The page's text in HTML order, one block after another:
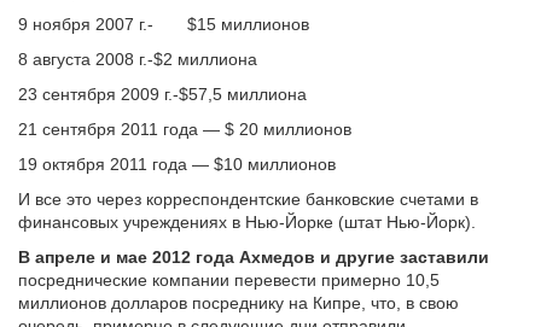
9 ноября 2007 г.- $15 миллионов
8 августа 2008 г.-$2 миллиона
23 сентября 2009 г.-$57,5 миллиона
21 сентября 2011 года — $ 20 миллионов
19 октября 2011 года — $10 миллионов
И все это через корреспондентские банковские счетами в
финансовых учреждениях в Нью-Йорке (штат Нью-Йорк).
В апреле и мае 2012 года Ахмедов и другие заставили
посреднические компании перевести примерно 10,5
миллионов долларов посреднику на Кипре, что, в свою